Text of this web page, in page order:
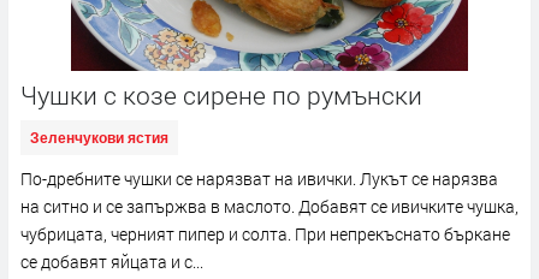
Чушки с козе сирене по румънски
Зеленчукови ястия
По-дребните чушки се нарязват на ивички. Лукът се нарязва
на ситно и се запържва в маслото. Добавят се ивичките чушка,
чубрицата, черният пипер и солта. При непрекъснато бъркане
се добавят яйцата и с...